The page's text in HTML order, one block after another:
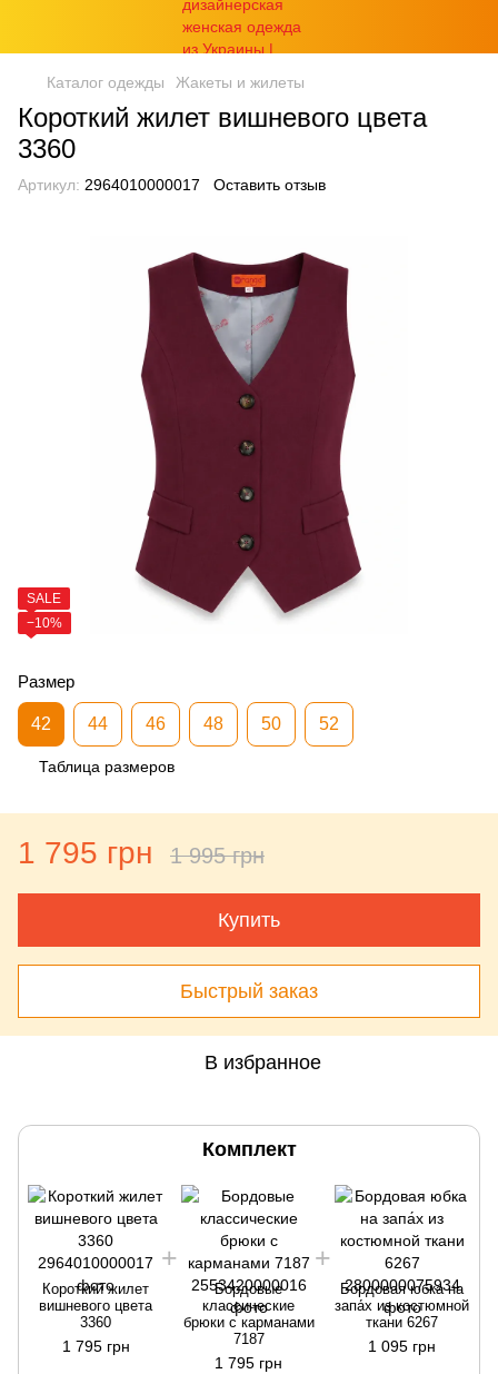
Каталог одежды Жакеты и жилеты
Короткий жилет вишневого цвета
3360
Артикул: 2964010000017 Оставить отзыв
SALE
−10%
Размер
42 44 46 48 50 52
Таблица размеров
1 795 грн 1 995 грн
Купить
Быстрый заказ
В избранное
Комплект
Короткий жилет
вишневого цвета
3360
1 795 грн
Бордовые
классические
брюки с карманами
7187
1 795 грн
Бордовая юбка на
запа́х из костюмной
ткани 6267
1 095 грн